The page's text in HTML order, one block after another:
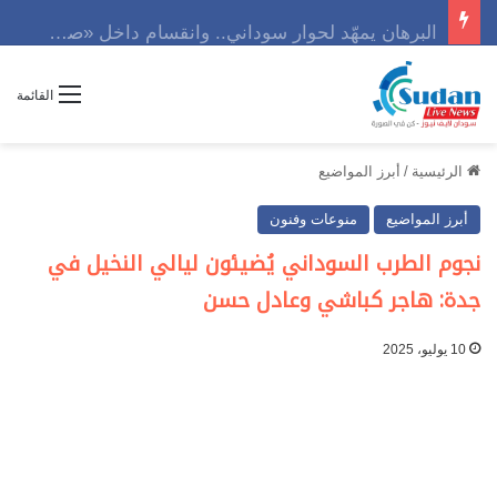
القائمة
الرئيسية / أبرز المواضيع
أبرز المواضيع منوعات وفنون
نجوم الطرب السوداني يُضيئون ليالي النخيل في
جدة: هاجر كباشي وعادل حسن
10 يوليو، 2025